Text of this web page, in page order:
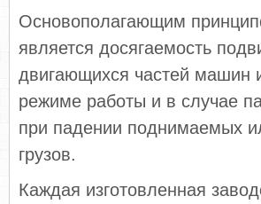
Основополагающим
является досягаемость
двигающихся частей машин
режиме работы и в случае
при падении поднимаемых
грузов.
Каждая изготовленная